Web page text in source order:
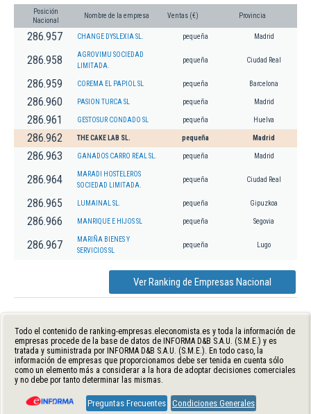
Posición
Nacional
Nombre de la empresa Ventas (€) Provincia
286.957 CHANGE DYSLEXIA SL. pequeña Madrid
286.958
AGROVIMU SOCIEDAD
LIMITADA.
pequeña Ciudad Real
286.959 COREMA EL PAPIOL SL pequeña Barcelona
286.960 PASION TURCA SL pequeña Madrid
286.961 GESTOSUR CONDADO SL pequeña Huelva
286.962 THE CAKE LAB SL. pequeña Madrid
286.963 GANADOS CARRO REAL SL. pequeña Madrid
286.964
MARADI HOSTELEROS
SOCIEDAD LIMITADA.
pequeña Ciudad Real
286.965 LUMAINAL SL. pequeña Gipuzkoa
286.966 MANRIQUE E HIJOS SL pequeña Segovia
286.967
MARIÑA BIENES Y
SERVICIOS SL
pequeña Lugo
Ver Ranking de Empresas Nacional
Todo el contenido de ranking-empresas.eleconomista.es y toda la información de
empresas procede de la base de datos de INFORMA D&B S.A.U. (S.M.E.) y es
tratada y suministrada por INFORMA D&B S.A.U. (S.M.E.). En todo caso, la
información de empresas que proporcionamos debe ser tenida en cuenta sólo
como un elemento más a considerar a la hora de adoptar decisiones comerciales
y no debe por tanto determinar las mismas.
Preguntas Frecuentes Condiciones Generales